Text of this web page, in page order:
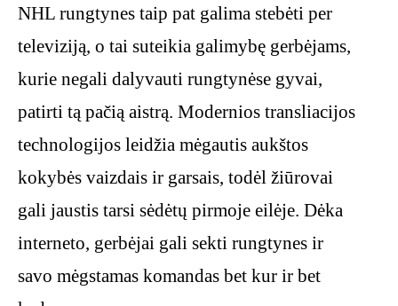
NHL rungtynes taip pat galima stebėti per
televiziją, o tai suteikia galimybę gerbėjams,
kurie negali dalyvauti rungtynėse gyvai,
patirti tą pačią aistrą. Modernios transliacijos
technologijos leidžia mėgautis aukštos
kokybės vaizdais ir garsais, todėl žiūrovai
gali jaustis tarsi sėdėtų pirmoje eilėje. Dėka
interneto, gerbėjai gali sekti rungtynes ir
savo mėgstamas komandas bet kur ir bet